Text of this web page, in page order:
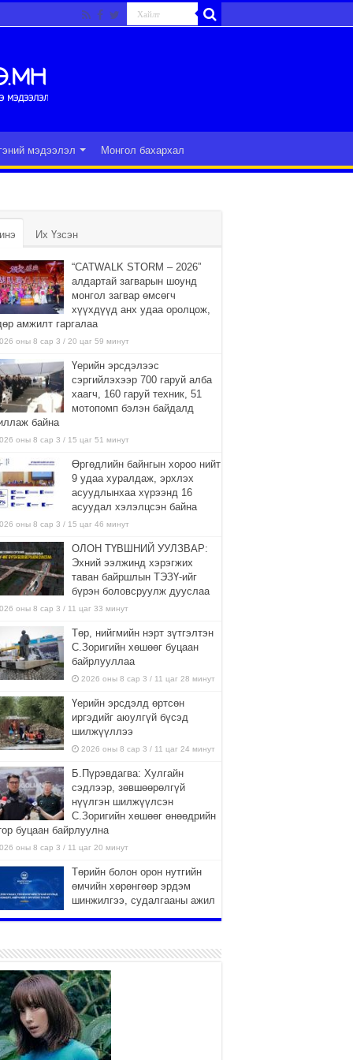
мэдээлэл Монгол бахархал
Их Үзсэн
“CATWALK STORM – 2026”
алдартай загварын шоунд
монгол загвар өмсөгч
хүүхдүүд анх удаа оролцож,
амжилт гаргалаа
оны 8 сар 3 / 20 цаг 59 минут
Үерийн эрсдэлээс
сэргийлэхээр 700 гаруй алба
хаагч, 160 гаруй техник, 51
мотопомп бэлэн байдалд
байна
оны 8 сар 3 / 15 цаг 51 минут
Өргөдлийн байнгын хороо нийт
9 удаа хуралдаж, эрхлэх
асуудлынхаа хүрээнд 16
асуудал хэлэлцсэн байна
оны 8 сар 3 / 15 цаг 46 минут
ОЛОН ТҮВШНИЙ УУЛЗВАР:
Эхний ээлжинд хэрэгжих
таван байршлын ТЭЗҮ-ийг
бүрэн боловсруулж дууслаа
оны 8 сар 3 / 11 цаг 33 минут
Төр, нийгмийн нэрт зүтгэлтэн
С.Зоригийн хөшөөг буцаан
байрлууллаа
2026 оны 8 сар 3 / 11 цаг 28 минут
Үерийн эрсдэлд өртсөн
иргэдийг аюулгүй бүсэд
шилжүүллээ
2026 оны 8 сар 3 / 11 цаг 24 минут
Б.Пүрэвдагва: Хулгайн
сэдлээр, зөвшөөрөлгүй
нүүлгэн шилжүүлсэн
С.Зоригийн хөшөөг өнөөдрийн
буцаан байрлуулна
оны 8 сар 3 / 11 цаг 20 минут
Төрийн болон орон нутгийн
өмчийн хөрөнгөөр эрдэм
шинжилгээ, судалгааны ажил
Нийслэлийн засаг даргын
орлогч Г.Жаргалсайхан БНСУ-
ын КОЙКА-гийн суурин
төлөөлөгч Жу Хэйн Нантай
оны 7 сар 31 / 16 цаг 59 минут